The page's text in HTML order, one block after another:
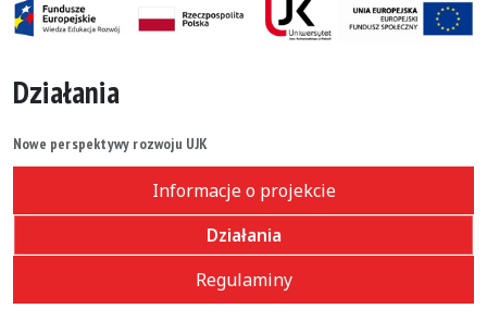
Działania
Nowe perspektywy rozwoju UJK
Informacje o projekcie
Działania
Regulaminy